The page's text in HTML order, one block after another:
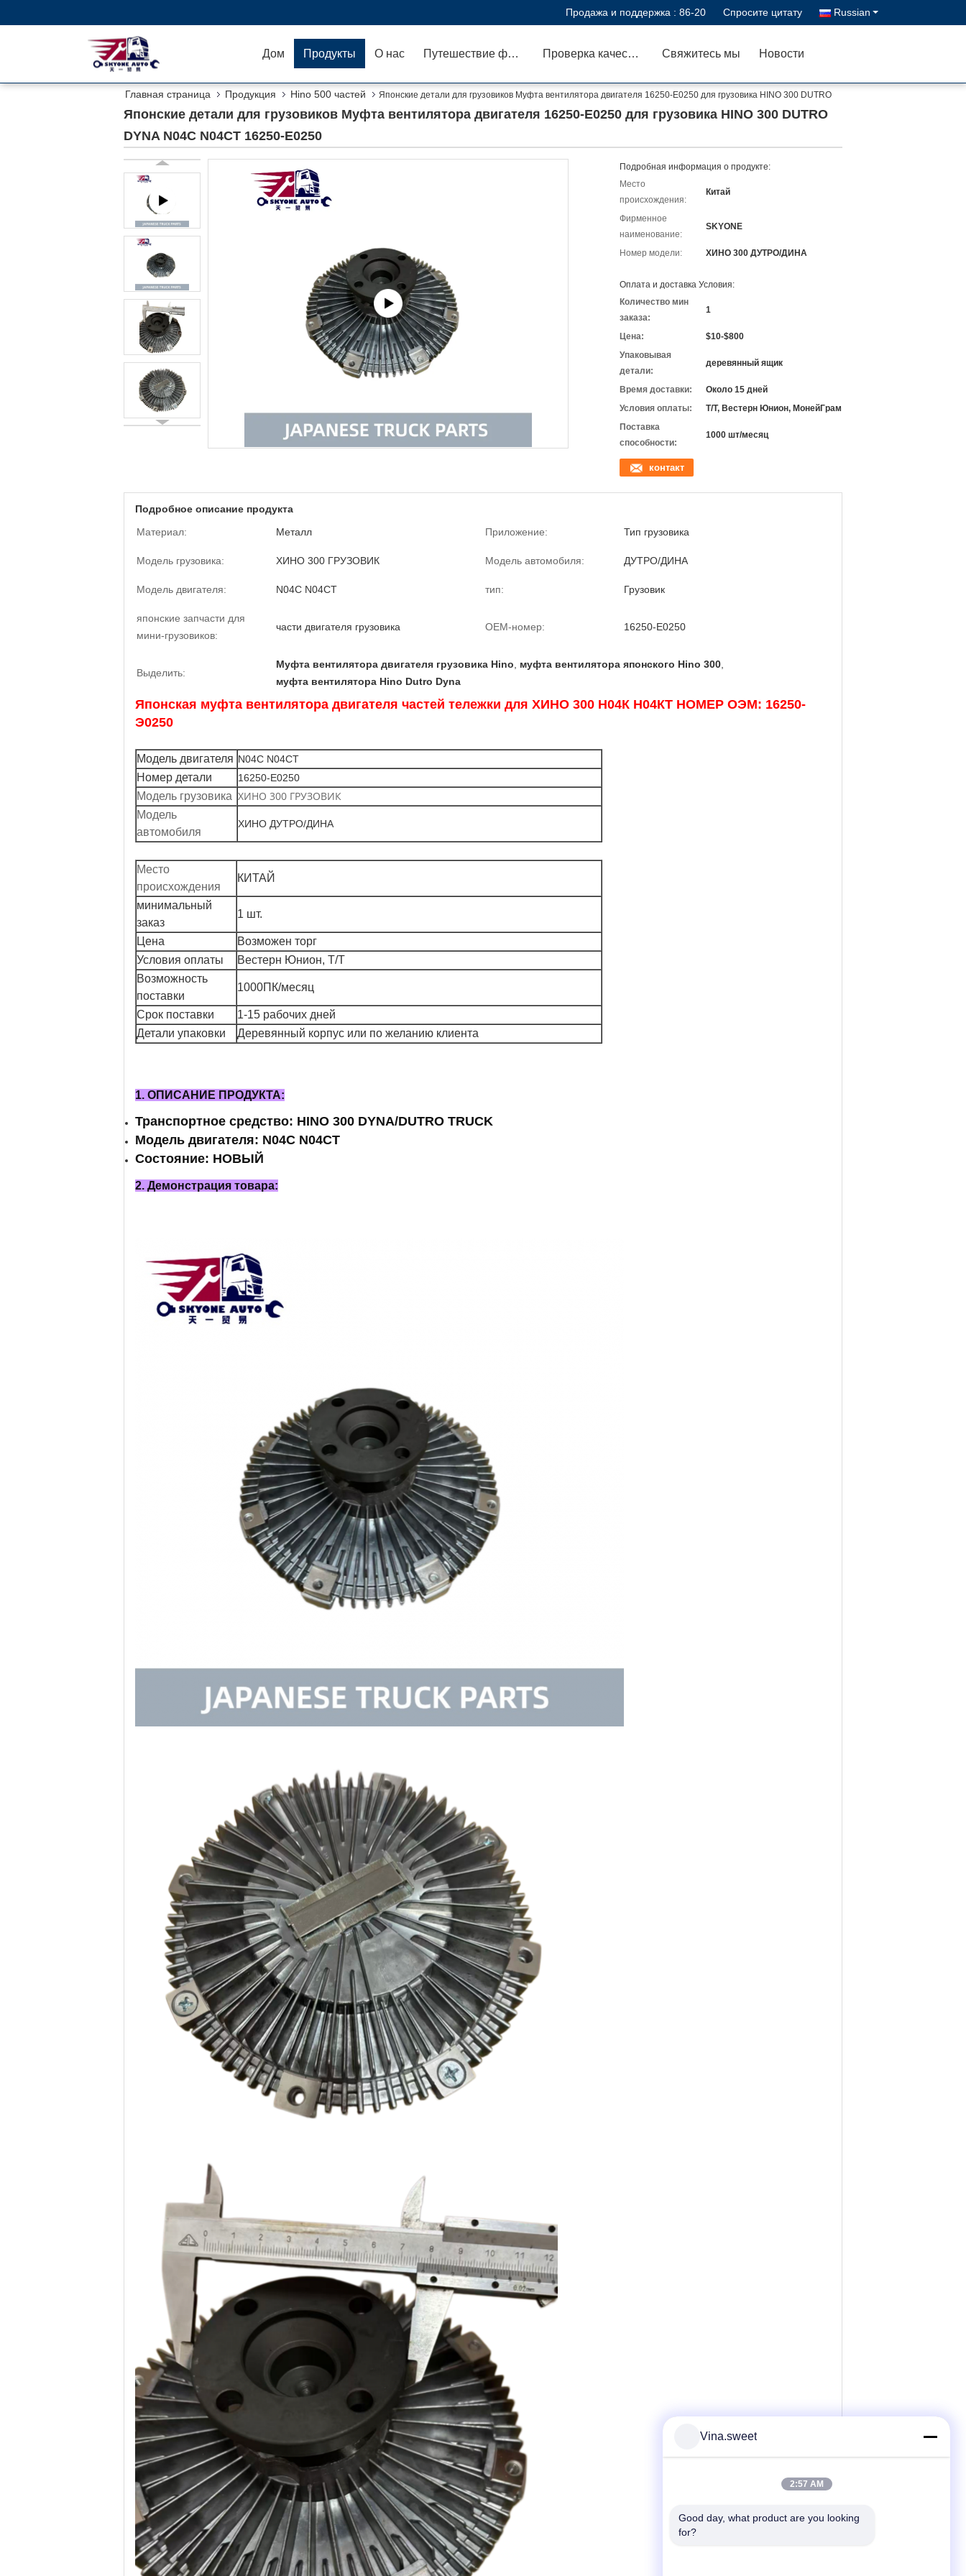
Продажа и поддержка : 86-20 Спросите цитату Russian
Дом Продукты О нас Путешествие фабрики Проверка качества Свяжитесь мы Новости
Главная страница Продукция Hino 500 частей
Японские детали для грузовиков Муфта вентилятора двигателя 16250-E0250 для грузовика HINO 300 DUTRO
DYNA N04C N04CT 16250-E0250
Японские детали для грузовиков Муфта вентилятора двигателя 16250-E0250 для грузовика HINO 300 DUTRO
DYNA N04C N04CT 16250-E0250
Подробная информация о продукте:
Место
происхождения:
Китай
Фирменное
наименование:
SKYONE
Номер модели: ХИНО 300 ДУТРО/ДИНА
Оплата и доставка Условия:
Количество мин
заказа:
1
Цена:
$10-$800
Упаковывая
детали:
деревянный ящик
Время доставки:
Около 15 дней
Условия оплаты:
Т/Т, Вестерн Юнион, МонейГрам
Поставка
способности:
1000 шт/месяц
контакт
Подробное описание продукта
Материал:
Металл Приложение: Тип грузовика
Модель грузовика: ХИНО 300 ГРУЗОВИК Модель автомобиля: ДУТРО/ДИНА
Модель двигателя: N04C N04CT тип: Грузовик
японские запчасти для
мини-грузовиков:
части двигателя грузовика OEM-номер: 16250-E0250
Выделить:
Муфта вентилятора двигателя грузовика Hino муфта вентилятора японского Hino 300
муфта вентилятора Hino Dutro Dyna
Японская муфта вентилятора двигателя частей тележки для ХИНО 300 Н04К Н04КТ НОМЕР ОЭМ: 16250-
Э0250
Модель двигателя N04C N04CT
Номер детали 16250-E0250
Модель грузовика ХИНО 300 ГРУЗОВИК
Модель
автомобиля
ХИНО ДУТРО/ДИНА
Место
происхождения
КИТАЙ
минимальный
заказ
1 шт.
Цена
Возможен торг
Условия оплаты
Вестерн Юнион, Т/Т
Возможность
поставки
1000ПК/месяц
Срок поставки
1-15 рабочих дней
Детали упаковки
Деревянный корпус или по желанию клиента
1. ОПИСАНИЕ ПРОДУКТА:
Транспортное средство: HINO 300 DYNA/DUTRO TRUCK
Модель двигателя: N04C N04CT
Состояние: НОВЫЙ
2. Демонстрация товара:
Vina.sweet
2:57 AM
Good day, what product are you looking
for?